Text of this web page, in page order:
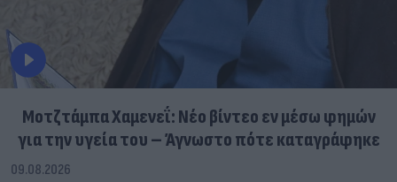
Μοτζτάμπα Χαμενεΐ: Νέο βίντεο εν μέσω φημών
για την υγεία του – Άγνωστο πότε καταγράφηκε
09.08.2026